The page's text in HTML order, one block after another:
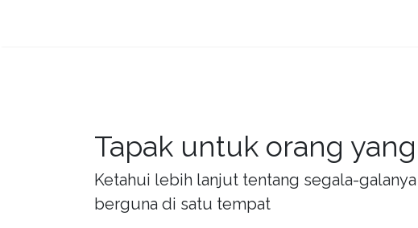
Tapak untuk orang
Ketahui lebih lanjut tentang segala-
berguna di satu tempat